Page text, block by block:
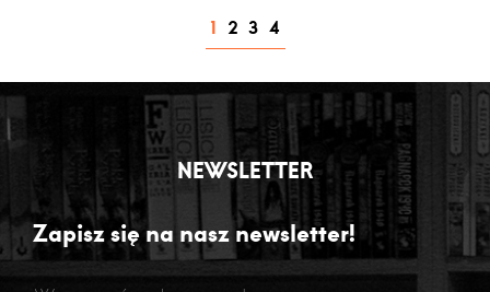
1 2 3 4
NEWSLETTER
Zapisz się na nasz newsletter!